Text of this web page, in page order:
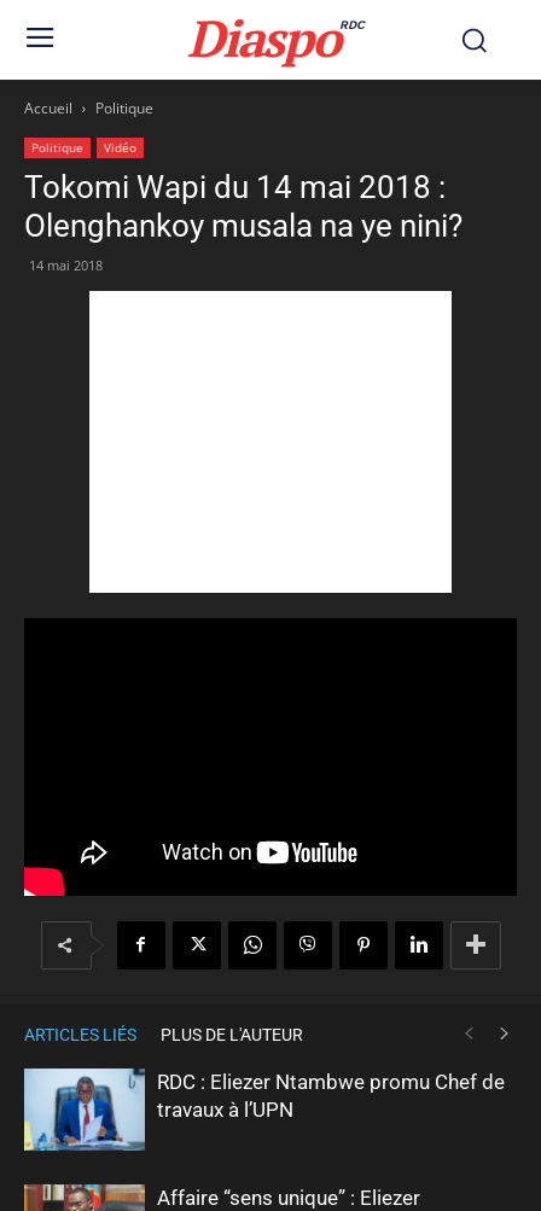
DiaspoRDC
Accueil Politique
Politique Vidéo
Tokomi Wapi du 14 mai 2018 :
Olenghankoy musala na ye nini?
14 mai 2018
ARTICLES LIÉS PLUS DE L'AUTEUR
RDC : Eliezer Ntambwe promu Chef de
travaux à l’UPN
Affaire “sens unique” : Eliezer